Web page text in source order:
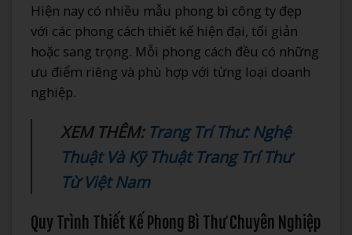
Hiện nay có nhiều mẫu phong bì công ty đẹp
với các phong cách thiết kế hiện đại, tối giản
hoặc sang trọng. Mỗi phong cách đều có những
ưu điểm riêng và phù hợp với từng loại doanh
nghiệp.
XEM THÊM: Trang Trí Thư: Nghệ
Thuật Và Kỹ Thuật Trang Trí Thư
Từ Việt Nam
Quy Trình Thiết Kế Phong Bì Thư Chuyên Nghiệp